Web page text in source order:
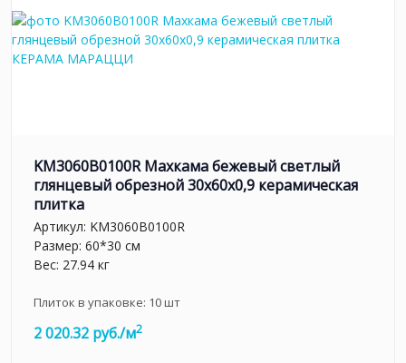
KM3060B0100R Махкама бежевый светлый
глянцевый обрезной 30x60x0,9 керамическая
плитка
Артикул: KM3060B0100R
Размер: 60*30 см
Вес: 27.94 кг
Плиток в упаковке: 10шт
2 020.32 руб./м2